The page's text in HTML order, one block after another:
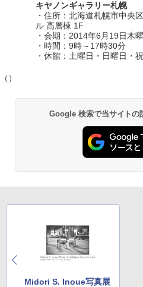
キヤノンギャラリー札幌
・住所：北海道札幌市中央
ル 高層棟 1F
・会期：2014年6月19日木
・時間：9時～17時30分
・休館：土曜日・日曜日・
（）
Google 検索で当サイトの
Midori S. Inoue写真展